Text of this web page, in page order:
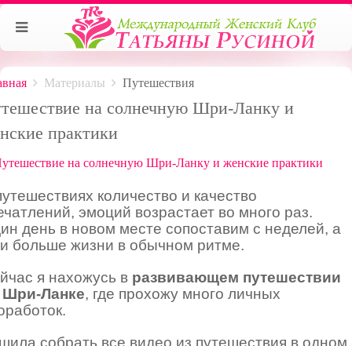
Материалы Путешествия
на солнечную Шри-Ланку и
практики
количество и качество
эмоций возрастает во много раз.
день в новом месте сопоставим с неделей, а
больше жизни в обычном ритме.
я нахожусь в развивающем путешествии
Шри-Ланке, где прохожу много личных